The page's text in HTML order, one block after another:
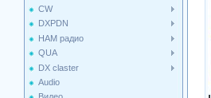
CW
DXPDN
HAM радио
QUA
DX claster
Audio